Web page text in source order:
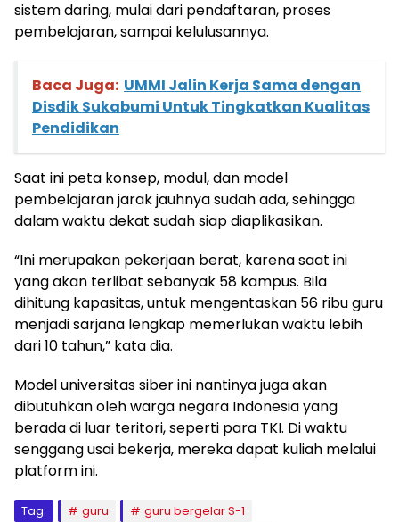
sistem daring, mulai dari pendaftaran, proses
pembelajaran, sampai kelulusannya.
Baca Juga: UMMI Jalin Kerja Sama dengan
Disdik Sukabumi Untuk Tingkatkan Kualitas
Pendidikan
Saat ini peta konsep, modul, dan model
pembelajaran jarak jauhnya sudah ada, sehingga
dalam waktu dekat sudah siap diaplikasikan.
“Ini merupakan pekerjaan berat, karena saat ini
yang akan terlibat sebanyak 58 kampus. Bila
dihitung kapasitas, untuk mengentaskan 56 ribu guru
menjadi sarjana lengkap memerlukan waktu lebih
dari 10 tahun,” kata dia.
Model universitas siber ini nantinya juga akan
dibutuhkan oleh warga negara Indonesia yang
berada di luar teritori, seperti para TKI. Di waktu
senggang usai bekerja, mereka dapat kuliah melalui
platform ini.
Tag: guru
guru bergelar S-1